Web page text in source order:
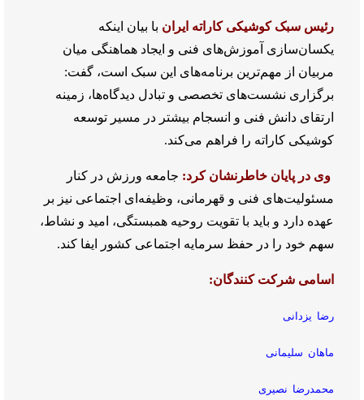
رئیس سبک کوشیکی کاراته ایران با بیان اینکه
یکسان‌سازی آموزش‌های فنی و ایجاد هماهنگی میان
مربیان از مهم‌ترین برنامه‌های این سبک است، گفت:
برگزاری نشست‌های تخصصی و تبادل دیدگاه‌ها، زمینه
ارتقای دانش فنی و انسجام بیشتر در مسیر توسعه
کوشیکی کاراته را فراهم می‌کند.
وی در پایان خاطرنشان کرد: جامعه ورزش در کنار
مسئولیت‌های فنی و قهرمانی، وظیفه‌ای اجتماعی نیز بر
عهده دارد و باید با تقویت روحیه همبستگی، امید و نشاط،
سهم خود را در حفظ سرمایه اجتماعی کشور ایفا کند.
اسامی شرکت کنندگان:
رضا یزدانی
ماهان سلیمانی
محمدرضا نصیری